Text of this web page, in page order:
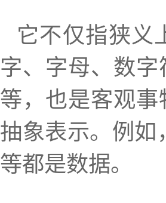
它不仅指狭义
字、字母、数
等，也是客观
抽象表示。例如
等都是数据。